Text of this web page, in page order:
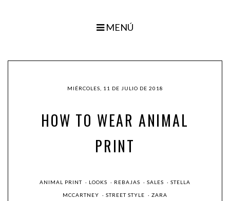
MENÚ
MIÉRCOLES, 11 DE JULIO DE 2018
HOW TO WEAR ANIMAL
PRINT
ANIMAL PRINT · LOOKS · REBAJAS · SALES · STELLA
MCCARTNEY · STREET STYLE · ZARA